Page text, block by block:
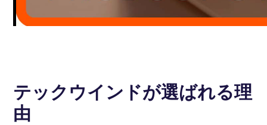
テックウインドが選ばれる理
由